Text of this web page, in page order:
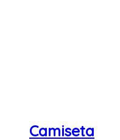
Camiseta